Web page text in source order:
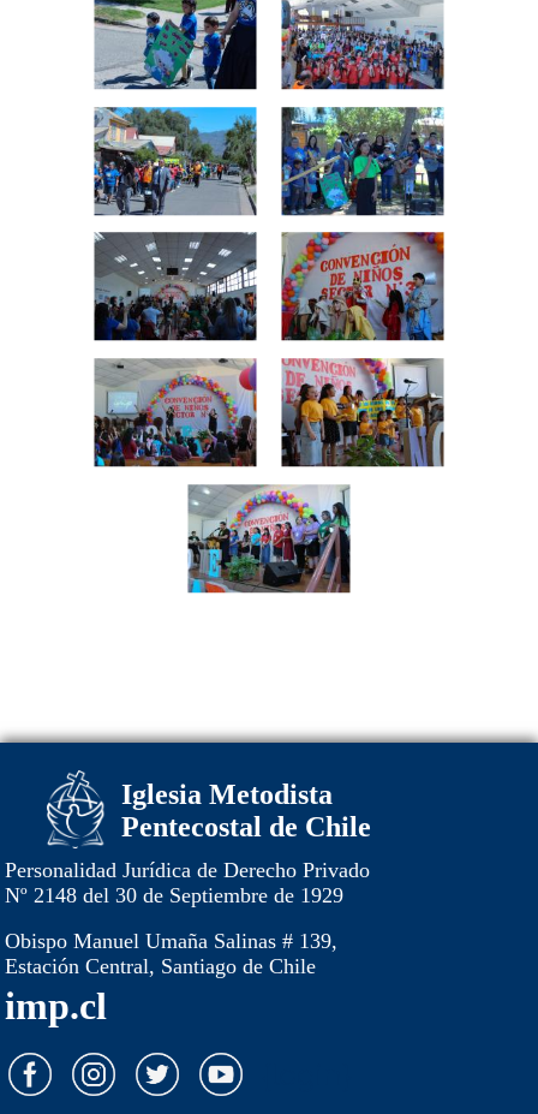
Iglesia Metodista
Pentecostal de Chile
Personalidad Jurídica de Derecho Privado
Nº 2148 del 30 de Septiembre de 1929
Obispo Manuel Umaña Salinas # 139,
Estación Central, Santiago de Chile
imp.cl